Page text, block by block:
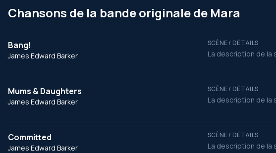
Chansons de la bande originale de Mara
Bang!
James Edward Barker
SCÈNE / DÉTAILS
La description de la
Mums & Daughters
James Edward Barker
SCÈNE / DÉTAILS
La description de la
Committed
James Edward Barker
SCÈNE / DÉTAILS
La description de la